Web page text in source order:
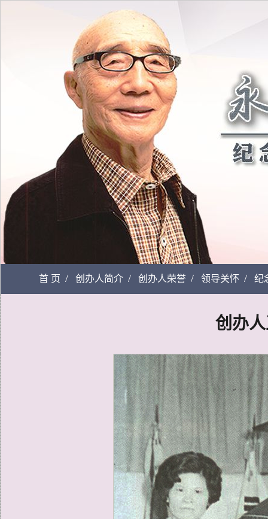
首 页 / 创办人简介 / 创办人荣誉 / 领导关怀 / 纪
创办